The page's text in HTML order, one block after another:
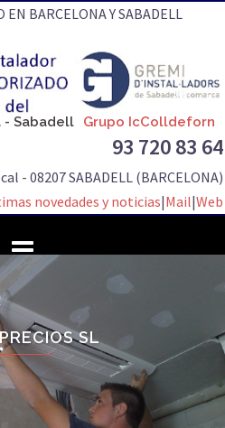
BARCELONA Y SABADELL
- Sabadell Grupo IcColldeforn
93 720 83 64
- 08207 SABADELL (BARCELONA)
Web
|
Mail
|
novedades y noticias
SL